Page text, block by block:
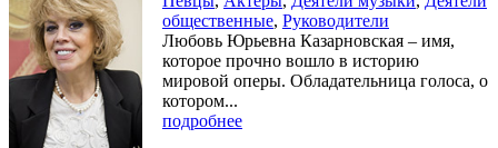
общественные, Руководители
Любовь Юрьевна Казарновская – имя,
которое прочно вошло в историю
мировой оперы. Обладательница голоса, о
котором...
подробнее